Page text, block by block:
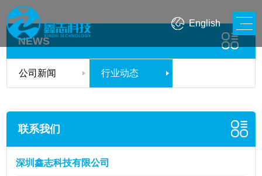
English
NEWS
公司新闻 行业动态
联系我们
深圳鑫志科技有限公司